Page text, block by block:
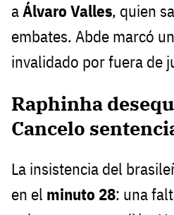
aÁlvaro Valles, quien
embates. Abde marcó
invalidado por fuera de
Raphinha
Cancelo
La insistencia del
en el minuto 28: una